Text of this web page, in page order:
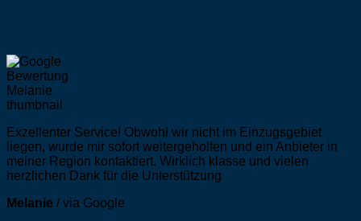
Exzellenter Service! Obwohl wir nicht im Einzugsgebiet
liegen, wurde mir sofort weitergeholfen und ein Anbieter in
meiner Region kontaktiert. Wirklich klasse und vielen
herzlichen Dank für die Unterstützung
Melanie / via Google